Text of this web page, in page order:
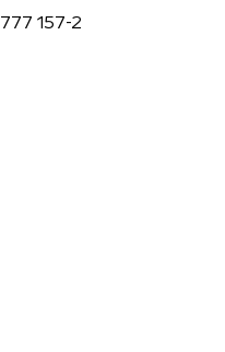
777 157-2